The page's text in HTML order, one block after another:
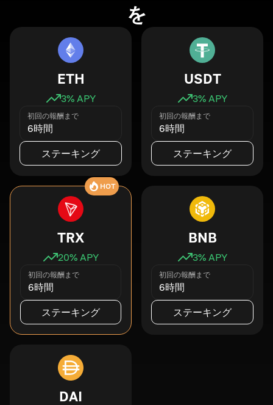
を
ETH
3% APY
初回の報酬まで
6時間
ステーキング
USDT
3% APY
初回の報酬まで
6時間
ステーキング
HOT
TRX
20% APY
初回の報酬まで
6時間
ステーキング
BNB
3% APY
初回の報酬まで
6時間
ステーキング
DAI